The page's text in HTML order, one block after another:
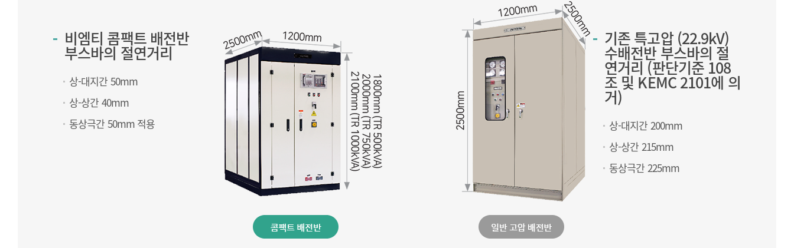
비엠티 콤팩트 배전반
부스바의 절연거리
상-대지간 50mm
상-상간 40mm
동상극간 50mm 적용
기존 특고압 (22.9kV)
수배전반 부스바의 절
연거리(판단기준 108
조 및 KEMC 2101에 의
거)
상-대지간 200mm
상-상간 215mm
동상극간 225mm